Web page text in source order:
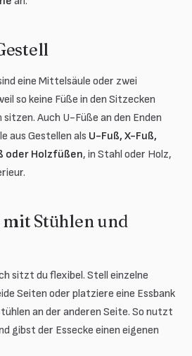
eine Mittelsäule oder zwei
so keine Füße in den Sitzecken
Auch U-Füße an den Enden
aus Gestellen als U-Fuß, X-Fuß,
oder Holzfüßen, in Stahl oder Holz,
Stühlen und
sitzt du flexibel. Stell einzelne
Seiten oder platziere eine Essbank
an der anderen Seite. So nutzt
gibst der Essecke einen eigenen